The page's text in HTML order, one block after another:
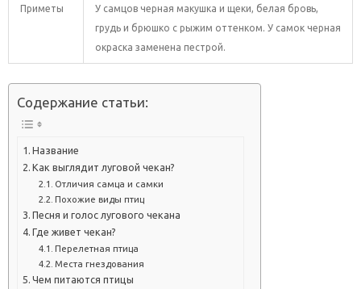
Приметы
У самцов черная макушка и щеки, белая бровь,
грудь и брюшко с рыжим оттенком. У самок черная
окраска заменена пестрой.
Содержание статьи:
Название
Как выглядит луговой чекан?
Отличия самца и самки
Похожие виды птиц
Песня и голос лугового чекана
Где живет чекан?
Перелетная птица
Места гнездования
Чем питаются птицы